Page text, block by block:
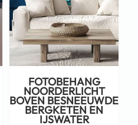
FOTOBEHANG
NOORDERLICHT
BOVEN BESNEEUWDE
BERGKETEN EN
IJSWATER